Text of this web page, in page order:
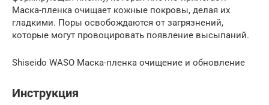
Маска-пленка очищает кожные покровы, делая их
гладкими. Поры освобождаются от загрязнений,
которые могут провоцировать появление высыпаний.
Shiseido WASO Маска-пленка очищение и обновление
Инструкция